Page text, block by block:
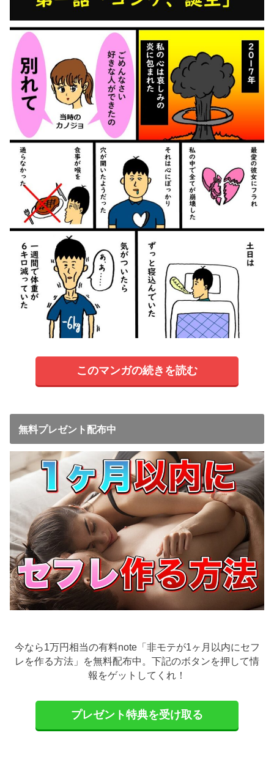
このマンガの続きを読む
無料プレゼント配布中
今なら1万円相当の有料note「非モテが1ヶ月以内にセフ
レを作る方法」を無料配布中。下記のボタンを押して情
報をゲットしてくれ！
プレゼント特典を受け取る